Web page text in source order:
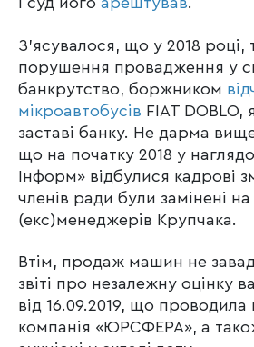
З’ясувалося, що у 2018
порушення провадження у
банкрутство, боржником
мікроавтобусів FIAT DOBLO,
заставі банку. Не дарма
що на початку 2018 у
Інформ» відбулися кадрові
членів ради були замінені на
(екс)менеджерів Крупчака.
Втім, продаж машин не
звіті про незалежну оцінку
від 16.09.2019, що
компанія «ЮРСФЕРА», а